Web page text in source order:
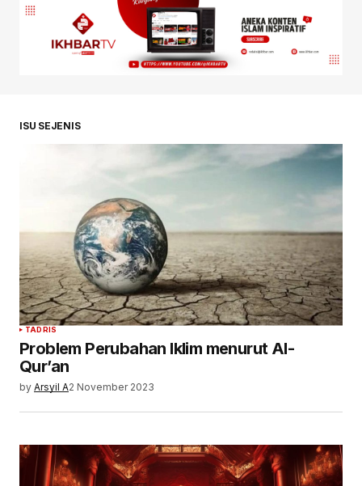
ISU SEJENIS
TADRIS
Problem Perubahan Iklim menurut Al-
Qur’an
by Arsyil A2 November 2023